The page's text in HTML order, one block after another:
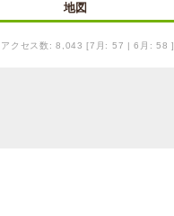
地図
アクセス数: 8,043 [7月: 57 | 6月: 58 ]